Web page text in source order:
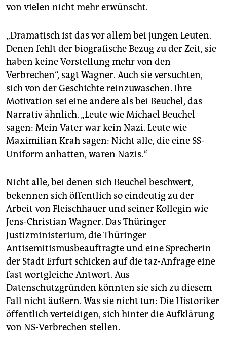
von vielen nicht mehr erwünscht.
„Dramatisch ist das vor allem bei jungen Leuten.
Denen fehlt der biografische Bezug zu der Zeit, sie
haben keine Vorstellung mehr von den
Verbrechen“, sagt Wagner. Auch sie versuchten,
sich von der Geschichte reinzuwaschen. Ihre
Motivation sei eine andere als bei Beuchel, das
Narrativ ähnlich. „Leute wie Michael Beuchel
sagen: Mein Vater war kein Nazi. Leute wie
Maximilian Krah sagen: Nicht alle, die eine SS-
Uniform anhatten, waren Nazis.“
Nicht alle, bei denen sich Beuchel beschwert,
bekennen sich öffentlich so eindeutig zu der
Arbeit von Fleischhauer und seiner Kollegin wie
Jens-Christian Wagner. Das Thüringer
Justizministerium, die Thüringer
Antisemitismusbeauftragte und eine Sprecherin
der Stadt Erfurt schicken auf die taz-Anfrage eine
fast wortgleiche Antwort. Aus
Datenschutzgründen könnten sie sich zu diesem
Fall nicht äußern. Was sie nicht tun: Die Historiker
öffentlich verteidigen, sich hinter die Aufklärung
von NS-Verbrechen stellen.